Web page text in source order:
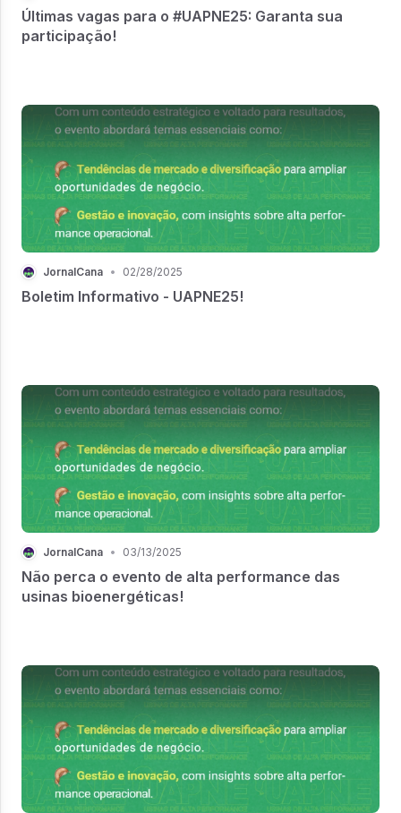
Últimas vagas para o #UAPNE25: Garanta sua
participação!
JornalCana • 02/28/2025
Boletim Informativo - UAPNE25!
JornalCana • 03/13/2025
Não perca o evento de alta performance das
usinas bioenergéticas!